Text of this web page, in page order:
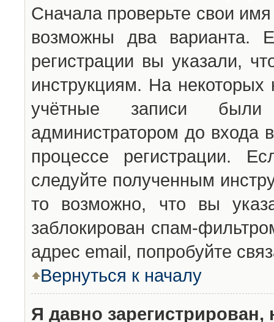
Сначала проверьте свои
возможны два варианта.
регистрации вы указали,
инструкциям. На
учётные записи были
администратором до входа
процессе регистрации.
следуйте полученным
то возможно, что вы
заблокирован спам-
адрес email, попробуйте
Вернуться к началу
Я давно